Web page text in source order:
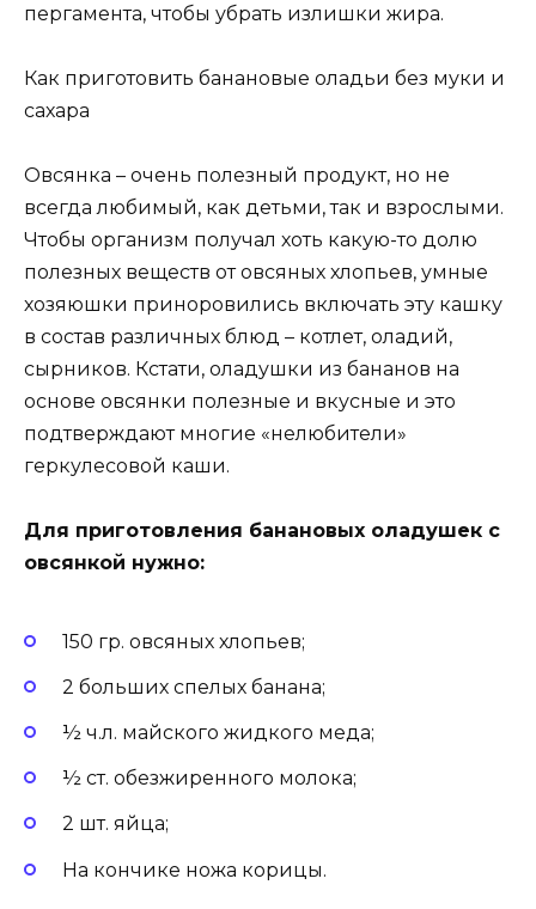
пергамента, чтобы убрать излишки жира.
Как приготовить банановые оладьи без муки и
сахара
Овсянка – очень полезный продукт, но не
всегда любимый, как детьми, так и взрослыми.
Чтобы организм получал хоть какую-то долю
полезных веществ от овсяных хлопьев, умные
хозяюшки приноровились включать эту кашку
в состав различных блюд – котлет, оладий,
сырников. Кстати, оладушки из бананов на
основе овсянки полезные и вкусные и это
подтверждают многие «нелюбители»
геркулесовой каши.
Для приготовления банановых оладушек с
овсянкой нужно:
150 гр. овсяных хлопьев;
2 больших спелых банана;
½ ч.л. майского жидкого меда;
½ ст. обезжиренного молока;
2 шт. яйца;
На кончике ножа корицы.